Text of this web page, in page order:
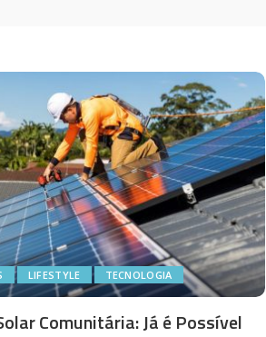
LIFESTYLE TECNOLOGIA
Comunitária: Já é Possível